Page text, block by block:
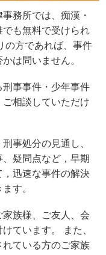
務所では、痴漢・
も無料で受けられ
の方であれば、事件
は問いません。
事事件・少年事件
相談していただけ
事処分の見通し、
疑問点など，早期
迅速な事件の解決
す。
族様、ご友人、会
ています。 また、
ている方のご家族